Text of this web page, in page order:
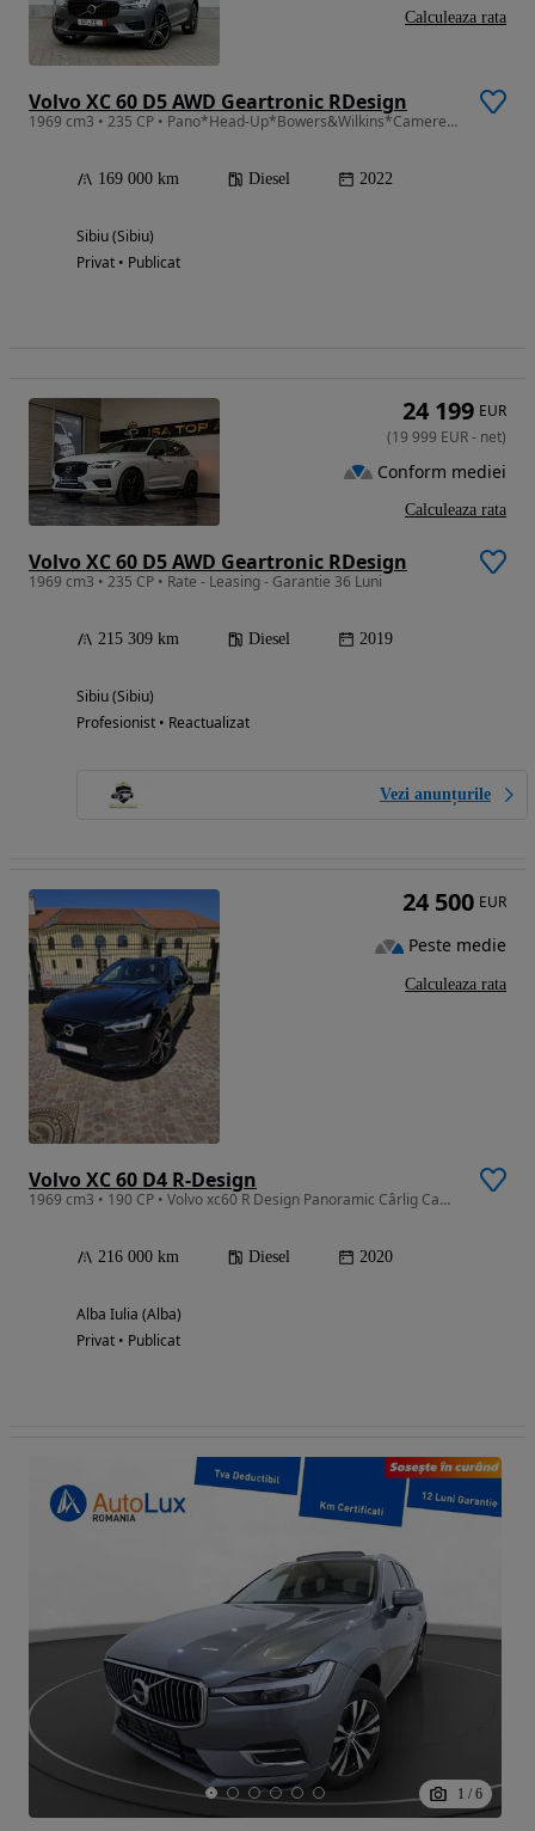
Volvo XC 60 D5 AWD Geartronic RDesign
1969 cm3 • 235 CP • Pano*Head-Up*Bowers&Wilkins*Camere360
169 000 km Diesel 2022
Sibiu (Sibiu)
Privat • Publicat
Calculeaza rata
Volvo XC 60 D5 AWD Geartronic RDesign
1969 cm3 • 235 CP • Rate - Leasing - Garantie 36 Luni
215 309 km Diesel 2019
Sibiu (Sibiu)
Profesionist • Reactualizat
Vezi anunțurile
24 199 EUR
(19 999 EUR- net)
Conform mediei
Calculeaza rata
Volvo XC 60 D4 R-Design
1969 cm3 • 190 CP • Volvo xc60 R Design Panoramic Cârlig Camere 360
216 000 km Diesel 2020
Alba Iulia (Alba)
Privat • Publicat
24 500 EUR
Peste medie
Calculeaza rata
1 / 6